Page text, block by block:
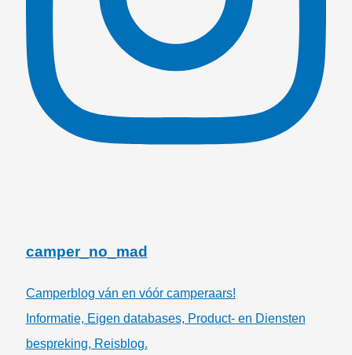
camper_no_mad
Camperblog ván en vóór camperaars!
Informatie, Eigen databases, Product- en Diensten
bespreking, Reisblog.